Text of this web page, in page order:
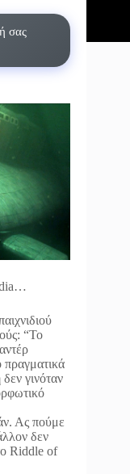
σας
“Το
πραγματικά
γινόταν
Ας πούμε
δεν
Riddle of